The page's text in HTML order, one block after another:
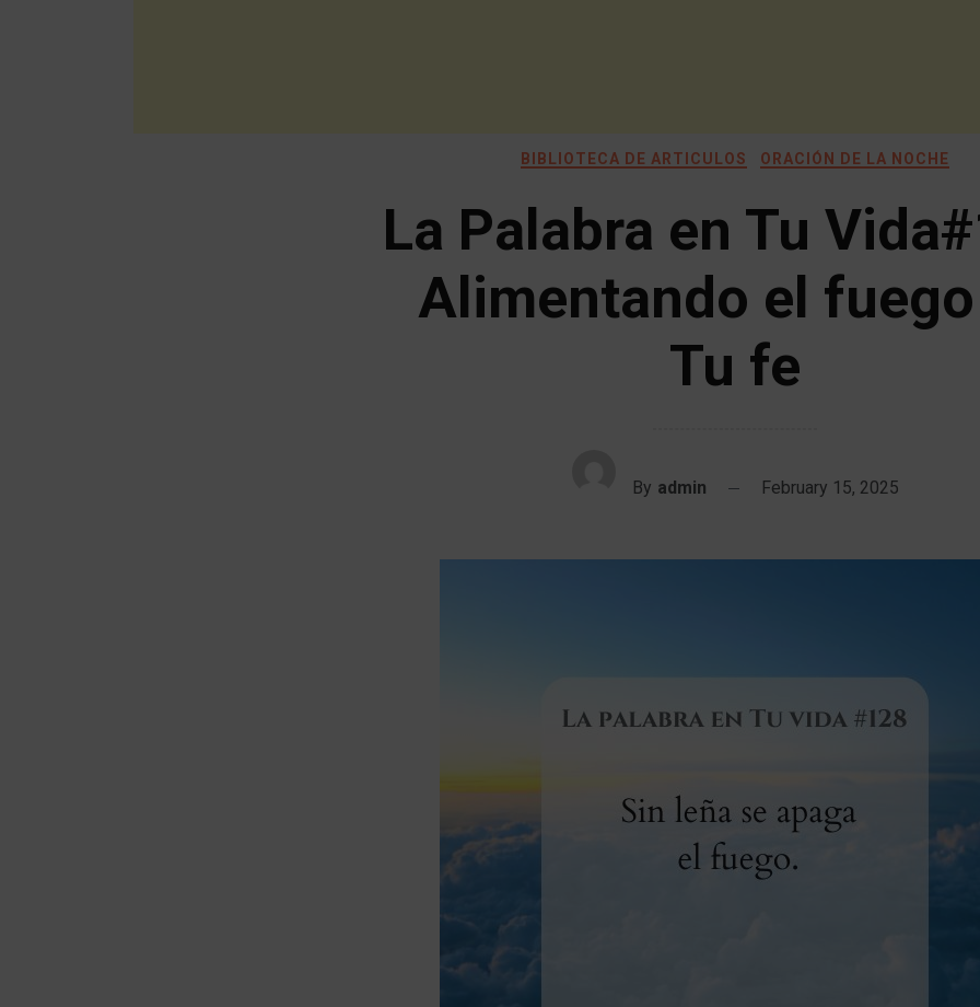
BIBLIOTECA DE ARTICULOS ORACIÓN DE LA NOCHE
La Palabra en Tu
Alimentando el
Tu fe
By admin February 15, 2025